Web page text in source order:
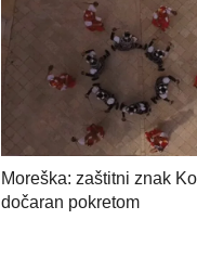
Moreška: zaštitni znak
dočaran pokretom